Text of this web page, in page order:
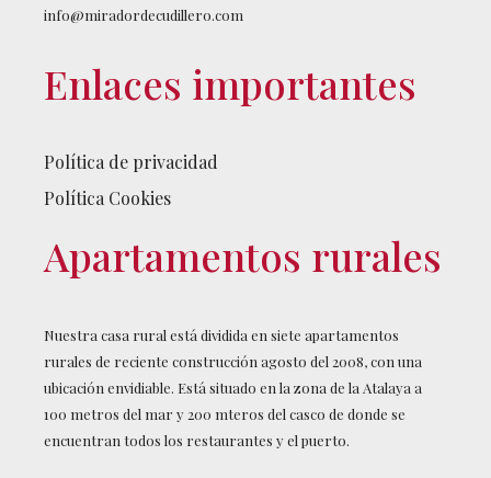
info@miradordecudillero.com
Enlaces importantes
Política de privacidad
Política Cookies
Apartamentos rurales
Nuestra casa rural está dividida en siete apartamentos
rurales de reciente construcción agosto del 2008, con una
ubicación envidiable. Está situado en la zona de la Atalaya a
100 metros del mar y 200 mteros del casco de donde se
encuentran todos los restaurantes y el puerto.